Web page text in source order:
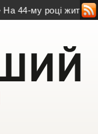
му році життя помер